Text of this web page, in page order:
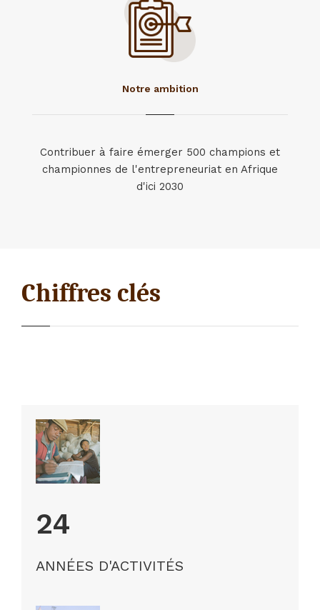
Notre ambition
Contribuer à faire émerger 500 champions et
championnes de l'entrepreneuriat en Afrique
d'ici 2030
Chiffres clés
24
ANNÉES D'ACTIVITÉS